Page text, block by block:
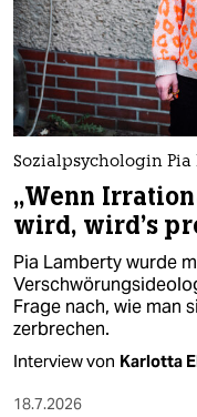
Sozialpsychologin Pia
„Wenn
wird, wird’s
Pia Lamberty wurde
Frage nach, wie man
zerbrechen.
Interview von Karlotta
18.7.2026